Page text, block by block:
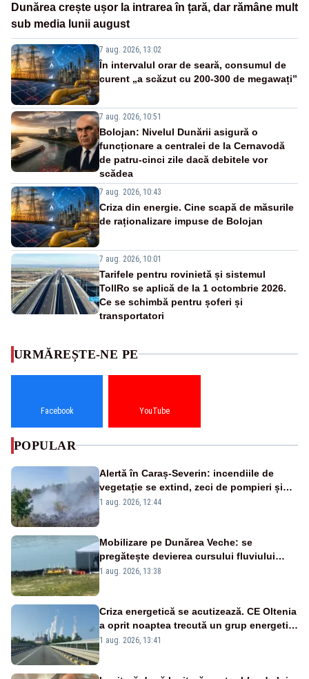
Dunărea crește ușor la intrarea în țară, dar rămâne mult
sub media lunii august
7 aug. 2026, 13:02
În intervalul orar de seară, consumul de
curent „a scăzut cu 200-300 de megawați”
7 aug. 2026, 10:51
Bolojan: Nivelul Dunării asigură o
funcționare a centralei de la Cernavodă
de patru-cinci zile dacă debitele vor
scădea
7 aug. 2026, 10:43
Criza din energie. Cine scapă de măsurile
de raționalizare impuse de Bolojan
7 aug. 2026, 10:01
Tarifele pentru rovinietă și sistemul
TollRo se aplică de la 1 octombrie 2026.
Ce se schimbă pentru șoferi și
transportatori
URMĂREȘTE-NE PE
Facebook YouTube
POPULAR
Alertă în Caraș-Severin: incendiile de
vegetație se extind, zeci de pompieri și
silvicultori se luptă cu flăcările - VIDEO
1 aug. 2026, 12:44
Mobilizare pe Dunărea Veche: se
pregătește devierea cursului fluviului
către Cernavodă – VIDEO
1 aug. 2026, 13:38
Criza energetică se acutizează. CE Oltenia
a oprit noaptea trecută un grup energetic
de la Rovinari
1 aug. 2026, 13:41